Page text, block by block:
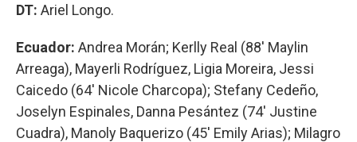
DT: Ariel Longo.
Ecuador: Andrea Morán; Kerlly Real (88' Maylin
Arreaga), Mayerli Rodríguez, Ligia Moreira, Jessi
Caicedo (64' Nicole Charcopa); Stefany Cedeño,
Joselyn Espinales, Danna Pesántez (74' Justine
Cuadra), Manoly Baquerizo (45' Emily Arias); Milagro